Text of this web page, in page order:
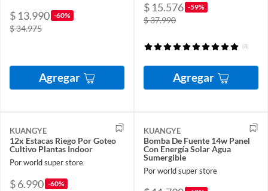
$ 13.990 -60%
$ 34.975
Agregar
$ 15.576 -59%
$ 37.990
(8)
Agregar
KUANGYE
12x Estacas Riego Por Goteo
Cultivo Plantas Indoor
Por world super store
$ 6.990 -60%
KUANGYE
Bomba De Fuente 14w Panel
Con Energía Solar Agua
Sumergible
Por world super store